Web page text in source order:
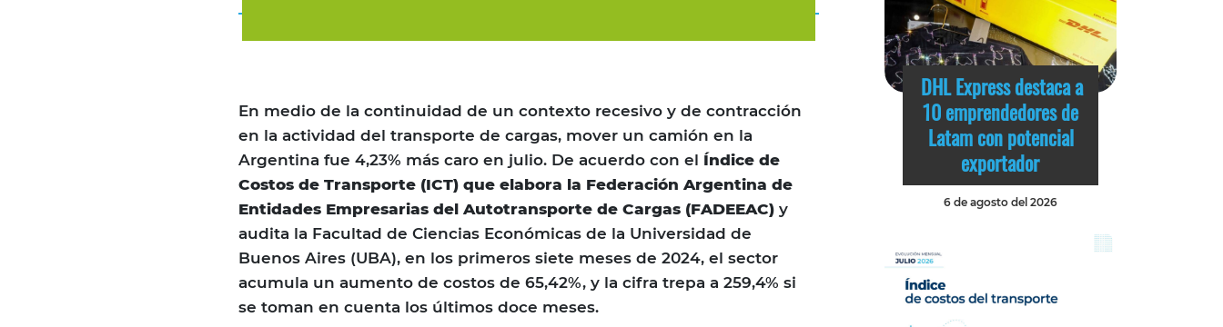
En medio de la continuidad de un contexto recesivo y de contracción
en la actividad del transporte de cargas, mover un camión en la
Argentina fue 4,23% más caro en julio. De acuerdo con el Índice de
Costos de Transporte (ICT) que elabora la Federación Argentina de
Entidades Empresarias del Autotransporte de Cargas (FADEEAC) y
audita la Facultad de Ciencias Económicas de la Universidad de
Buenos Aires (UBA), en los primeros siete meses de 2024, el sector
acumula un aumento de costos de 65,42%, y la cifra trepa a 259,4% si
se toman en cuenta los últimos doce meses.
DHL Express destaca a
10 emprendedores de
Latam con potencial
exportador
6 de agosto del 2026